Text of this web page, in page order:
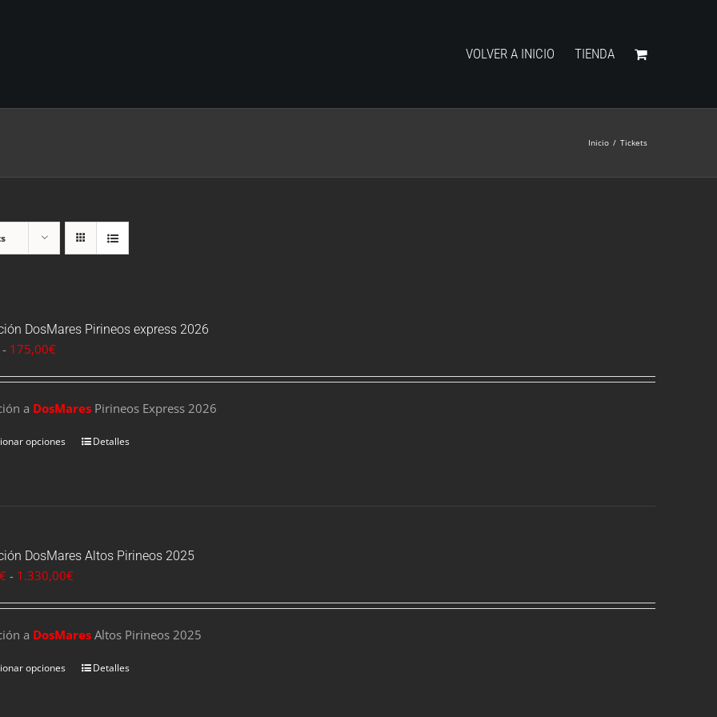
VOLVER A INICIO TIENDA
Inicio / Tickets
DosMares Pirineos express 2026
- 175,00€
desde
hasta
a DosMares Pirineos Express 2026
opciones Detalles
DosMares Altos Pirineos 2025
€ - 1.330,00€
desde
hasta
a DosMares Altos Pirineos 2025
opciones Detalles